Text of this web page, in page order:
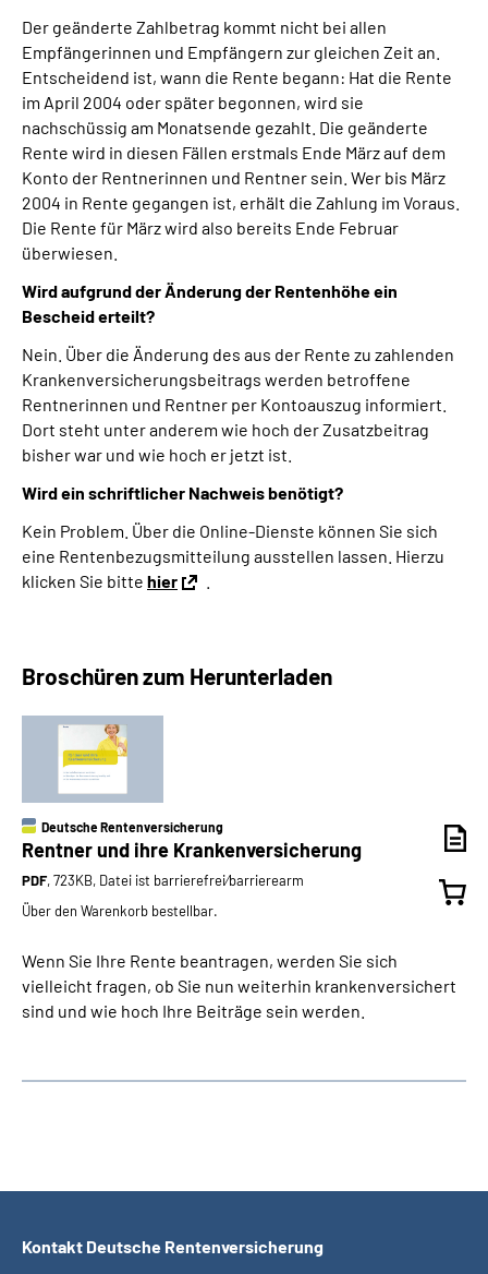
Der geänderte Zahlbetrag kommt nicht bei allen
Empfängerinnen und Empfängern zur gleichen Zeit an.
Entscheidend ist, wann die Rente begann: Hat die Rente
im April 2004 oder später begonnen, wird sie
nachschüssig am Monatsende gezahlt. Die geänderte
Rente wird in diesen Fällen erstmals Ende März auf dem
Konto der Rentnerinnen und Rentner sein. Wer bis März
2004 in Rente gegangen ist, erhält die Zahlung im Voraus.
Die Rente für März wird also bereits Ende Februar
überwiesen.
Wird aufgrund der Änderung der Rentenhöhe ein
Bescheid erteilt?
Nein. Über die Änderung des aus der Rente zu zahlenden
Krankenversicherungsbeitrags werden betroffene
Rentnerinnen und Rentner per Kontoauszug informiert.
Dort steht unter anderem wie hoch der Zusatzbeitrag
bisher war und wie hoch er jetzt ist.
Wird ein schriftlicher Nachweis benötigt?
Kein Problem. Über die Online-Dienste können Sie sich
eine Rentenbezugsmitteilung ausstellen lassen. Hierzu
klicken Sie bitte hier
Broschüren zum Herunterladen
Deutsche Rentenversicherung
Rentner und ihre Krankenversicherung
PDF, 723KB, Datei ist barrierefrei⁄barrierearm
Über den Warenkorb bestellbar.
Wenn Sie Ihre Rente beantragen, werden Sie sich
vielleicht fragen, ob Sie nun weiterhin krankenversichert
sind und wie hoch Ihre Beiträge sein werden.
Kontakt Deutsche Rentenversicherung